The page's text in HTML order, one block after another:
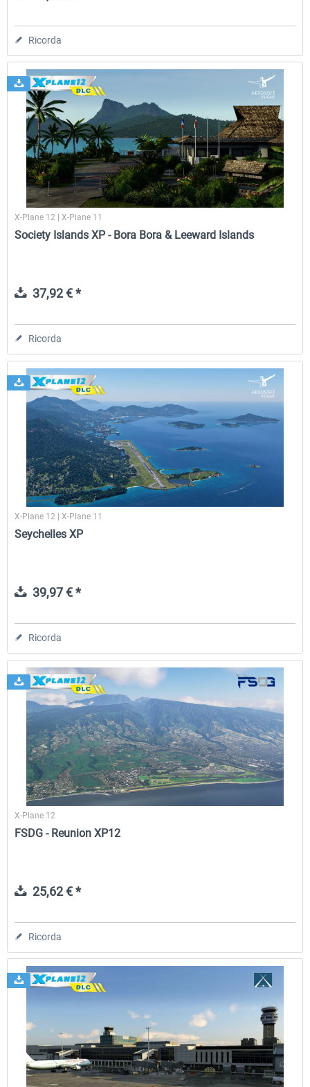
Ricorda
X-Plane 12 | X-Plane 11
Society Islands XP - Bora Bora & Leeward Islands
37,92 € *
Ricorda
X-Plane 12 | X-Plane 11
Seychelles XP
39,97 € *
Ricorda
X-Plane 12
FSDG - Reunion XP12
25,62 € *
Ricorda